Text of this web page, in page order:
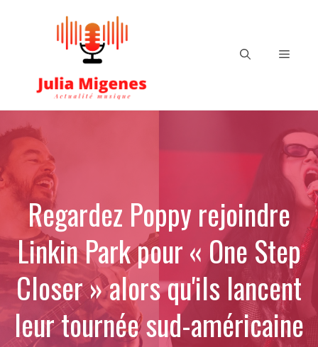
Menu
Regardez Poppy rejoindre
Linkin Park pour « One Step
Closer » alors qu'ils lancent
leur tournée sud-américaine